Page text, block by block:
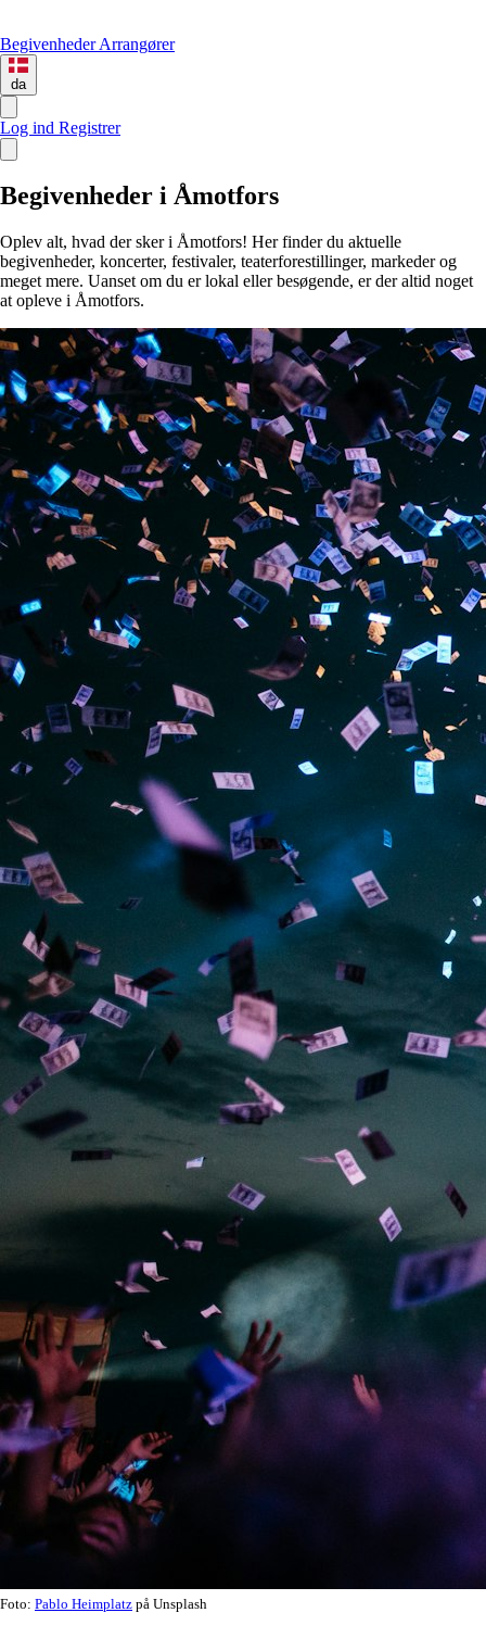
BegivenhederArrangører
da
Log ind Registrer
Begivenheder i Åmotfors
Oplev alt, hvad der sker i Åmotfors! Her finder du aktuelle
begivenheder, koncerter, festivaler, teaterforestillinger, markeder og
meget mere. Uanset om du er lokal eller besøgende, er der altid noget
at opleve i Åmotfors.
Foto: Pablo Heimplatz på Unsplash